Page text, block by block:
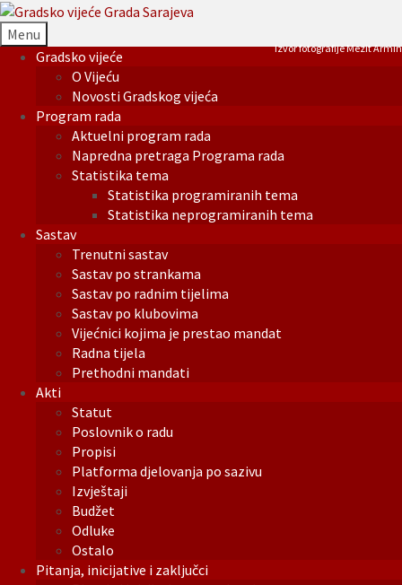
Menu
Gradsko vijeće
O Vijeću
Novosti Gradskog vijeća
Program rada
Aktuelni program rada
Napredna pretraga Programa rada
Statistika tema
Statistika programiranih tema
Statistika neprogramiranih tema
Sastav
Trenutni sastav
Sastav po strankama
Sastav po radnim tijelima
Sastav po klubovima
Vijećnici kojima je prestao mandat
Radna tijela
Prethodni mandati
Akti
Statut
Poslovnik o radu
Propisi
Platforma djelovanja po sazivu
Izvještaji
Budžet
Odluke
Ostalo
Pitanja, inicijative i zaključci
Izvor fotografije Mezit Armin